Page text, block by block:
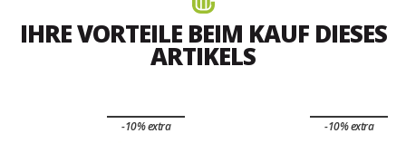
IHRE VORTEILE BEIM KAUF DIESES
ARTIKELS
-10% extra -10% extra